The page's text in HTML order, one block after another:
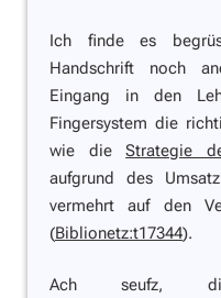
Ich finde es
Handschrift noch
Eingang in den
Fingersystem die
wie dieStrategie
aufgrund des
vermehrt auf den
(Biblionetz:t17344).
Ach seufz,